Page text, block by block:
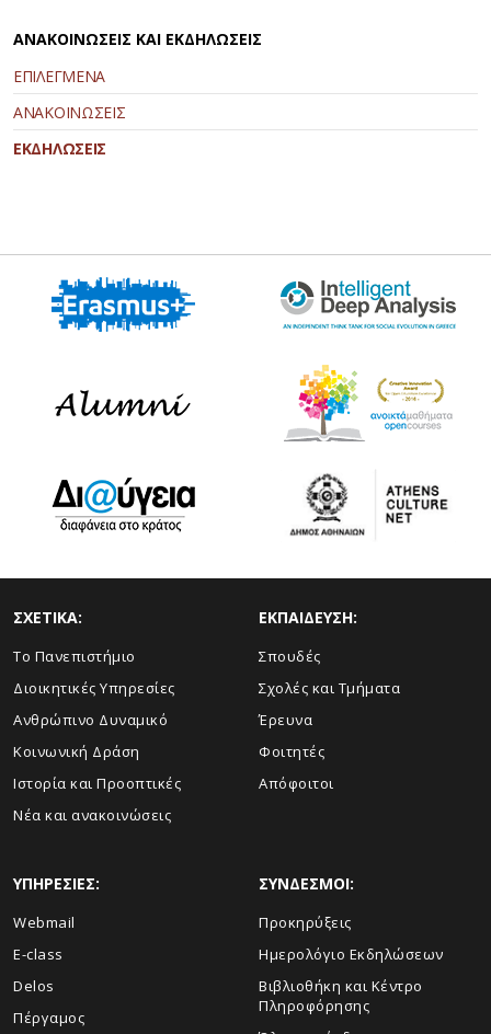
ΑΝΑΚΟΙΝΩΣΕΙΣ ΚΑΙ ΕΚΔΗΛΩΣΕΙΣ
ΕΠΙΛΕΓΜΕΝΑ
ΑΝΑΚΟΙΝΩΣΕΙΣ
ΕΚΔΗΛΩΣΕΙΣ
ΣΧΕΤΙΚΑ:
Το Πανεπιστήμιο
Διοικητικές Υπηρεσίες
Ανθρώπινο Δυναμικό
Κοινωνική Δράση
Ιστορία και Προοπτικές
Νέα και ανακοινώσεις
ΕΚΠΑΙΔΕΥΣΗ:
Σπουδές
Σχολές και Τμήματα
Έρευνα
Φοιτητές
Απόφοιτοι
ΥΠΗΡΕΣΙΕΣ:
Webmail
E-class
Delos
Πέργαμος
ΣΥΝΔΕΣΜΟΙ:
Προκηρύξεις
Ημερολόγιο Εκδηλώσεων
Βιβλιοθήκη και Κέντρο
Πληροφόρησης